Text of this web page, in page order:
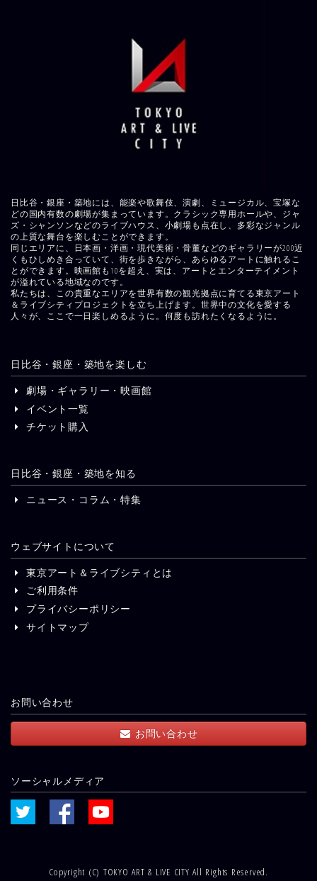
日比谷・銀座・築地には、能楽や歌舞伎、演劇、ミュージカル、宝塚な
どの国内有数の劇場が集まっています。クラシック専用ホールや、ジャ
ズ・シャンソンなどのライブハウス、小劇場も点在し、多彩なジャンル
の上質な舞台を楽しむことができます。
同じエリアに、日本画・洋画・現代美術・骨董などのギャラリーが200近
くもひしめき合っていて、街を歩きながら、あらゆるアートに触れるこ
とができます。映画館も10を超え、実は、アートとエンターテイメント
が溢れている地域なのです。
私たちは、この貴重なエリアを世界有数の観光拠点に育てる東京アート
＆ライブシティプロジェクトを立ち上げます。世界中の文化を愛する
人々が、ここで一日楽しめるように。何度も訪れたくなるように。
日比谷・銀座・築地を楽しむ
劇場・ギャラリー・映画館
イベント一覧
チケット購入
日比谷・銀座・築地を知る
ニュース・コラム・特集
ウェブサイトについて
東京アート＆ライブシティとは
ご利用条件
プライバシーポリシー
サイトマップ
お問い合わせ
お問い合わせ
ソーシャルメディア
Copyright (C) TOKYO ART & LIVE CITY All Rights Reserved.